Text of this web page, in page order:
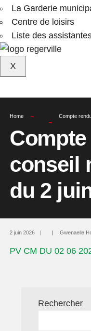
La Garderie
Centre de loisirs
Liste des
X
Home Compte
conseil
du 2
2 juin 2026 | | Gwenaelle
PV CM DU 02 06
Rechercher